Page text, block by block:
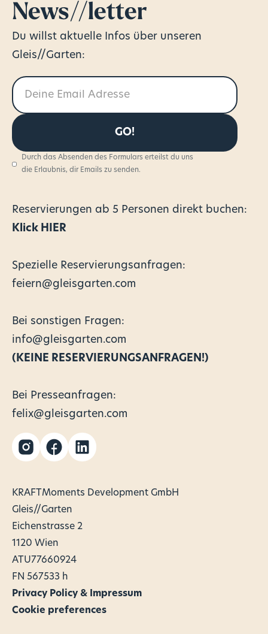
News//letter
Du willst aktuelle Infos über unseren
Gleis//Garten:
Durch das Absenden des Formulars erteilst du uns
die Erlaubnis, dir Emails zu senden.
Reservierungen ab 5 Personen direkt buchen:
Klick HIER
Spezielle Reservierungsanfragen:
feiern@gleisgarten.com
Bei sonstigen Fragen:
info@gleisgarten.com
(KEINE RESERVIERUNGSANFRAGEN!)
Bei Presseanfragen:
felix@gleisgarten.com
KRAFTMoments Development GmbH
Gleis//Garten
Eichenstrasse 2
‍1120 Wien
ATU77660924
FN 567533 h
Privacy Policy & Impressum
Cookie preferences